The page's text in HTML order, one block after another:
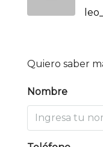
Quiero saber
Nombre